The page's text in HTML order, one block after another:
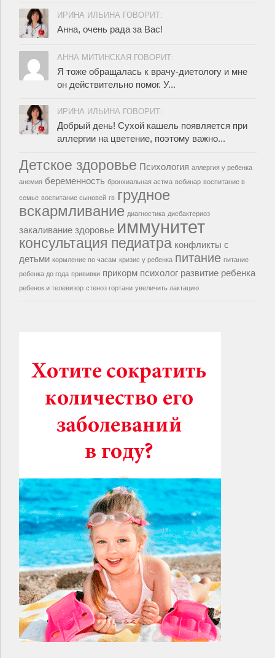
ИРИНА ИЛЬИНА ГОВОРИТ:
Анна, очень рада за Вас!
АННА МИТИНСКАЯ ГОВОРИТ:
Я тоже обращалась к врачу-диетологу и мне
он действительно помог. У...
ИРИНА ИЛЬИНА ГОВОРИТ:
Добрый день! Сухой кашель появляется при
аллергии на цветение, поэтому важно...
Детское здоровье Психология аллергия у ребенка
анемия беременность бронхиальная астма вебинар воспитание в
семье воспитание сыновей гв грудное
вскармливание диагностика дисбактериоз
закаливание здоровье иммунитет
консультация педиатра конфликты с
детьми кормление по часам кризис у ребенка питание питание
ребенка до года прививки прикорм психолог развитие ребенка
ребенок и телевизор стеноз гортани увеличить лактацию